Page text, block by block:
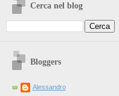
Cerca nel blog
Bloggers
Alessandro